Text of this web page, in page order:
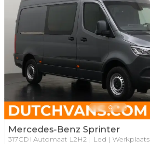
Mercedes-Benz Sprinter
317CDI Automaat L2H2 | Led | Werkplaats